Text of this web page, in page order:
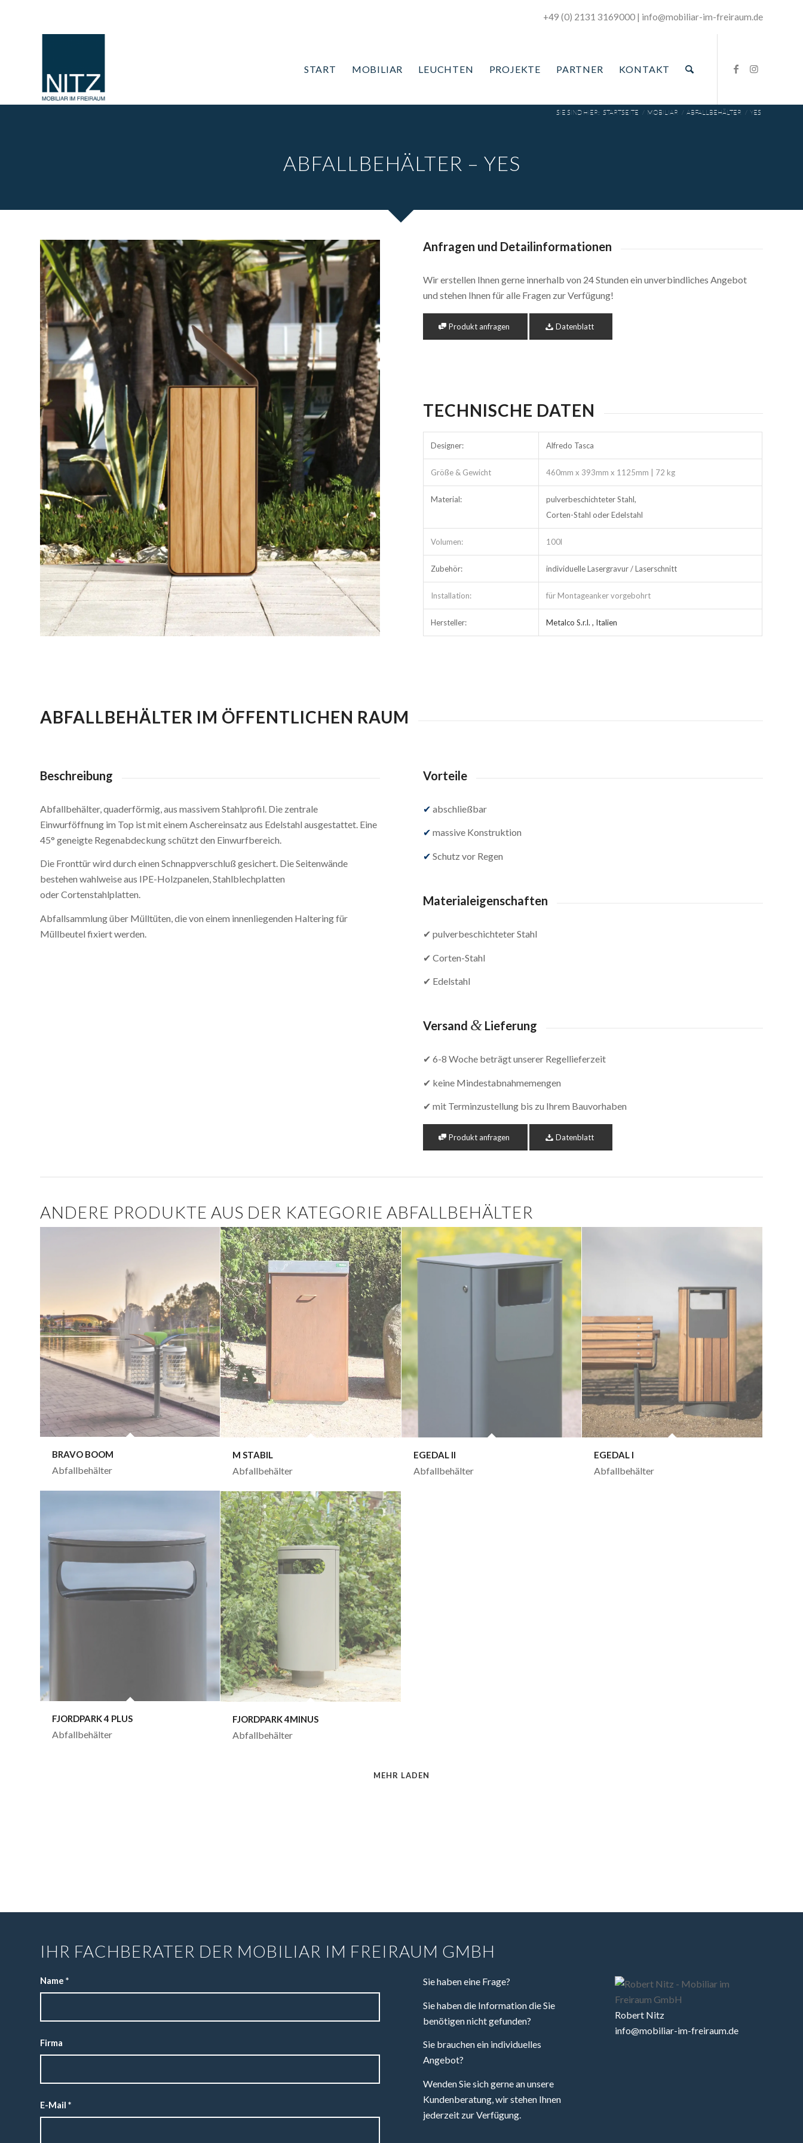
+49 (0) 2131 3169000 | ­info@mobiliar-im-freiraum.de
START MOBILIAR LEUCHTEN PROJEKTE PARTNER KONTAKT
SIE SIND HIER: STARTSEITE / MOBILIAR / ABFALLBEHÄLTER / YES
ABFALLBEHÄLTER – YES
Anfragen und Detailinformationen
Wir erstellen Ihnen gerne innerhalb von 24 Stunden ein unverbindliches Angebot
und stehen Ihnen für alle Fragen zur Verfügung!
Produkt anfragen Datenblatt
TECHNISCHE DATEN
Designer: Alfredo Tasca
Größe & Gewicht 460mm x 393mm x 1125mm | 72 kg
Material:
pulverbeschichteter Stahl,
Corten-Stahl oder Edelstahl
Volumen: 100l
Zubehör: individuelle Lasergravur / Laserschnitt
Installation: für Montageanker vorgebohrt
Hersteller: Metalco S.r.l. , Italien
ABFALLBEHÄLTER IM ÖFFENTLICHEN RAUM
Beschreibung
Abfallbehälter, quaderförmig, aus massivem Stahlprofil. Die zentrale
Einwurföffnung im Top ist mit einem Aschereinsatz aus Edelstahl ausgestattet. Eine
45° geneigte Regenabdeckung schützt den Einwurfbereich.
Die Fronttür wird durch einen Schnappverschluß gesichert. Die Seitenwände
bestehen wahlweise aus IPE-Holzpanelen, Stahlblechplatten
oder Cortenstahlplatten.
Abfallsammlung über Mülltüten, die von einem innenliegenden Haltering für
Müllbeutel fixiert werden.
Vorteile
✔abschließbar
✔massive Konstruktion
✔Schutz vor Regen
Materialeigenschaften
✔ pulverbeschichteter Stahl
✔ Corten-Stahl
✔ Edelstahl
Versand & Lieferung
✔ 6-8 Woche beträgt unserer Regellieferzeit
✔ keine Mindestabnahmemengen
✔ mit Terminzustellung bis zu Ihrem Bauvorhaben
Produkt anfragen Datenblatt
ANDERE PRODUKTE AUS DER KATEGORIE ABFALLBEHÄLTER
BRAVO BOOM
Abfallbehälter
M STABIL
Abfallbehälter
EGEDAL II
Abfallbehälter
EGEDAL I
Abfallbehälter
FJORDPARK 4 PLUS
Abfallbehälter
FJORDPARK 4MINUS
Abfallbehälter
MEHR LADEN
IHR FACHBERATER DER MOBILIAR IM FREIRAUM GMBH
Name *
Firma
E-Mail *
Sie haben eine Frage?
Sie haben die Information die Sie
benötigen nicht gefunden?
Sie brauchen ein individuelles
Angebot?
Wenden Sie sich gerne an unsere
Kundenberatung, wir stehen Ihnen
jederzeit zur Verfügung.
Robert Nitz
info@mobiliar-im-freiraum.de